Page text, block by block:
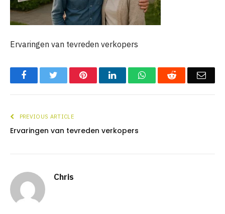
Ervaringen van tevreden verkopers
FacebookTwitter PinterestLinkedInWhatsAppReddit
PREVIOUS ARTICLE
Ervaringen van tevreden verkopers
Chris